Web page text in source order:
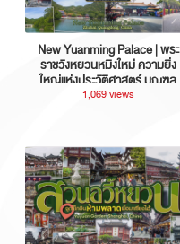
New Yuanming Palace | พระ
ราชวังหยวนหมิงใหม่ ความยิ่ง
ใหญ่แห่งประวัติศาสตร์ มณฑล
กวางตุ้ง ประเทศจีน
1,069 views